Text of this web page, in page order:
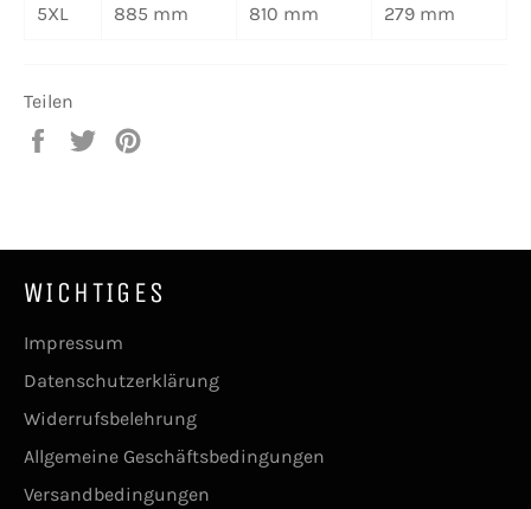
5XL 885 mm 810 mm 279 mm
Teilen
Auf
Auf
WICHTIGES
Impressum
Datenschutzerklärung
Widerrufsbelehrung
Allgemeine Geschäftsbedingungen
Versandbedingungen